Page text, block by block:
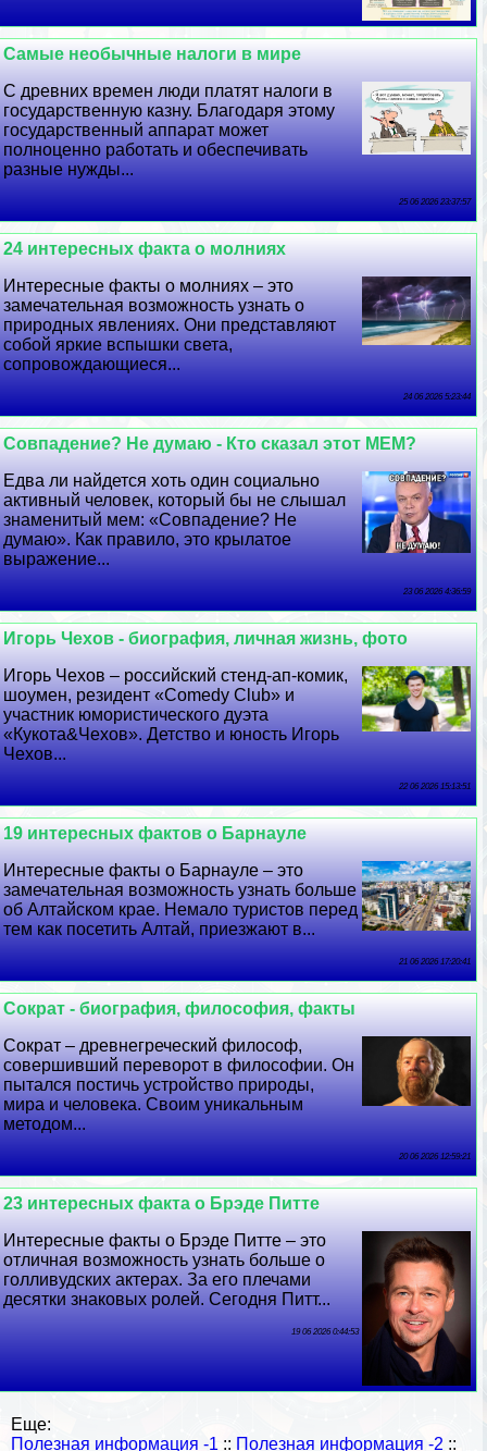
Самые необычные налоги в мире
С древних времен люди платят налоги в
государственную казну. Благодаря этому
государственный аппарат может
полноценно работать и обеспечивать
разные нужды...
25 06 2026 23:37:57
24 интересных факта о молниях
Интересные факты о молниях – это
замечательная возможность узнать о
природных явлениях. Они представляют
собой яркие вспышки света,
сопровождающиеся...
24 06 2026 5:23:44
Совпадение? Не думаю - Кто сказал этот МЕМ?
Едва ли найдется хоть один социально
активный человек, который бы не слышал
знаменитый мем: «Совпадение? Не
думаю». Как правило, это крылатое
выражение...
23 06 2026 4:36:59
Игорь Чехов - биография, личная жизнь, фото
Игорь Чехов – российский стенд-ап-комик,
шоумен, резидент «Comedy Club» и
участник юмористического дуэта
«Кукота&Чехов». Детство и юность Игорь
Чехов...
22 06 2026 15:13:51
19 интересных фактов о Барнауле
Интересные факты о Барнауле – это
замечательная возможность узнать больше
об Алтайском крае. Немало туристов перед
тем как посетить Алтай, приезжают в...
21 06 2026 17:20:41
Сократ - биография, философия, факты
Сократ – древнегреческий философ,
совершивший переворот в философии. Он
пытался постичь устройство природы,
мира и человека. Своим уникальным
методом...
20 06 2026 12:59:21
23 интересных факта о Брэде Питте
Интересные факты о Брэде Питте – это
отличная возможность узнать больше о
голливудских актерах. За его плечами
десятки знаковых ролей. Сегодня Питт...
19 06 2026 0:44:53
Еще:
Полезная информация -1 :: Полезная информация -2 ::